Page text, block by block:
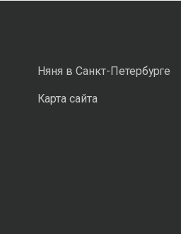
Няня в Санкт-Петербурге
Карта сайта